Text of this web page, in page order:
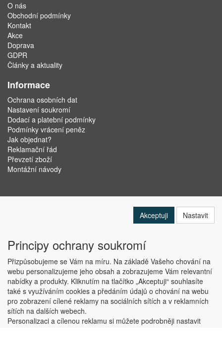
O nás
Obchodní podmínky
Kontakt
Akce
Doprava
GDPR
Články a aktuality
Informace
Ochrana osobních dat
Nastavení soukromí
Dodací a platební podmínky
Podmínky vrácení peněz
Jak objednat?
Reklamační řád
Převzetí zboží
Montážní návody
Copyright © ABRA Software a.s. 2019
Akceptuji Nastavit
Principy ochrany soukromí
Přizpůsobujeme se Vám na míru. Na základě Vašeho chování na
webu personalizujeme jeho obsah a zobrazujeme Vám relevantní
nabídky a produkty. Kliknutím na tlačítko „Akceptuji“ souhlasíte
také s využíváním cookies a předáním údajů o chování na webu
pro zobrazení cílené reklamy na sociálních sítích a v reklamních
sítích na dalších webech.
Personalizaci a cílenou reklamu si můžete podrobněji nastavit